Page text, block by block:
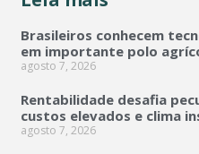
Brasileiros conhecem
em importante polo
agosto 7, 2026
Rentabilidade desafia
custos elevados e clima
agosto 7, 2026